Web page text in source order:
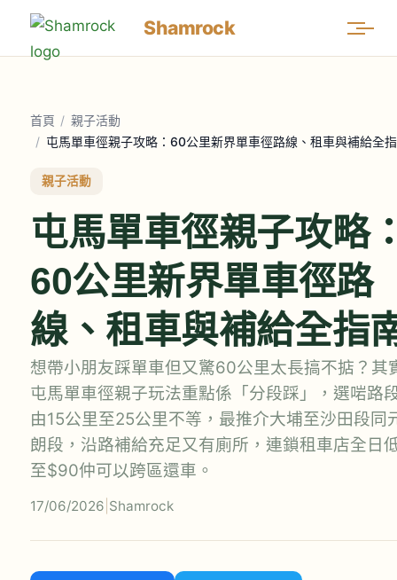
Shamrock
首頁 / 親子活動
/ 屯馬單車徑親子攻略：60公里新界單車徑路線、租車與補給全
親子活動
屯馬單車徑親子攻略
60公里新界單車徑路
線、租車與補給全指
想帶小朋友踩單車但又驚60公里太長搞不掂？其
屯馬單車徑親子玩法重點係「分段踩」，選啱路
由15公里至25公里不等，最推介大埔至沙田段同
朗段，沿路補給充足又有廁所，連鎖租車店全日
至$90仲可以跨區還車。
17/06/2026 Shamrock